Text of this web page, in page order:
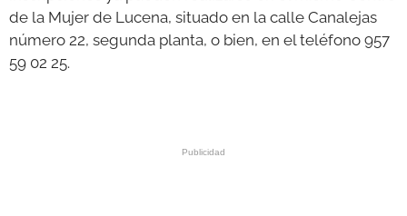
de la Mujer de Lucena, situado en la calle Canalejas
número 22, segunda planta, o bien, en el teléfono 957
59 02 25.